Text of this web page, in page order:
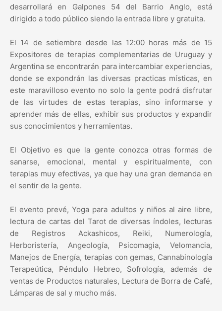
desarrollará en Galpones 54 del Barrio Anglo, está
dirigido a todo público siendo la entrada libre y gratuita.
El 14 de setiembre desde las 12:00 horas más de 15
Expositores de terapias complementarias de Uruguay y
Argentina se encontrarán para intercambiar experiencias,
donde se expondrán las diversas practicas místicas, en
este maravilloso evento no solo la gente podrá disfrutar
de las virtudes de estas terapias, sino informarse y
aprender más de ellas, exhibir sus productos y expandir
sus conocimientos y herramientas.
El Objetivo es que la gente conozca otras formas de
sanarse, emocional, mental y espiritualmente, con
terapias muy efectivas, ya que hay una gran demanda en
el sentir de la gente.
El evento prevé, Yoga para adultos y niños al aire libre,
lectura de cartas del Tarot de diversas índoles, lecturas
de Registros Ackashicos, Reiki, Numerología,
Herboristería, Angeología, Psicomagia, Velomancia,
Manejos de Energía, terapias con gemas, Cannabinología
Terapeútica, Péndulo Hebreo, Sofrología, además de
ventas de Productos naturales, Lectura de Borra de Café,
Lámparas de sal y mucho más.